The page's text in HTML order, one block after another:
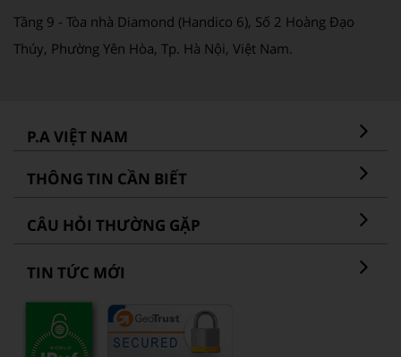
Tầng 9 - Tòa nhà Diamond (Handico 6), Số 2 Hoàng Đạo
Thúy, Phường Yên Hòa, Tp. Hà Nội, Việt Nam.
P.A VIỆT NAM
THÔNG TIN CẦN BIẾT
CÂU HỎI THƯỜNG GẶP
TIN TỨC MỚI